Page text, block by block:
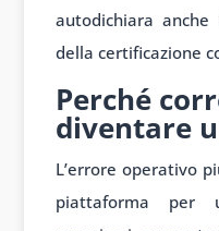
autodichiara
della certificazione
Perché
diventare
L’errore operativo
piattaforma per